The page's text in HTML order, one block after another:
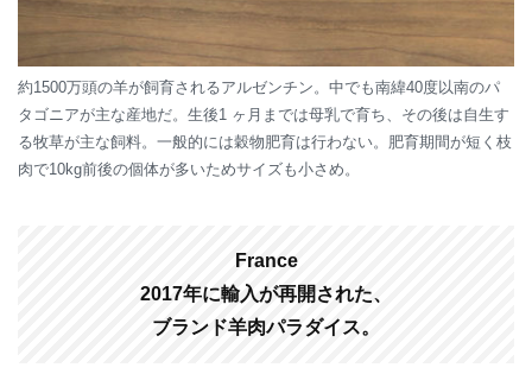
約1500万頭の羊が飼育されるアルゼンチン。中でも南緯40度以南のパ
タゴニアが主な産地だ。生後1 ヶ月までは母乳で育ち、その後は自生す
る牧草が主な飼料。一般的には穀物肥育は行わない。肥育期間が短く枝
肉で10kg前後の個体が多いためサイズも小さめ。
France
2017年に輸入が再開された、
ブランド羊肉パラダイス。